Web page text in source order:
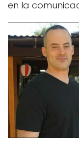
en la